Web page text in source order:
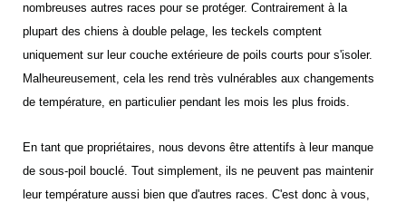
nombreuses autres races pour se protéger. Contrairement à la
plupart des chiens à double pelage, les teckels comptent
uniquement sur leur couche extérieure de poils courts pour s'isoler.
Malheureusement, cela les rend très vulnérables aux changements
de température, en particulier pendant les mois les plus froids.
En tant que propriétaires, nous devons être attentifs à leur manque
de sous-poil bouclé. Tout simplement, ils ne peuvent pas maintenir
leur température aussi bien que d'autres races. C'est donc à vous,